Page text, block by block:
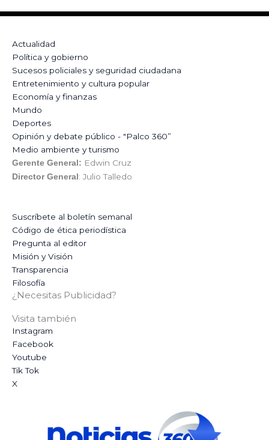
Actualidad
Política y gobierno
Sucesos policiales y seguridad ciudadana
Entretenimiento y cultura popular
Economía y finanzas
Mundo
Deportes
Opinión y debate público - "Palco 360”
Medio ambiente y turismo
Gerente General: Edwin Cruz
Director General: Julio Talledo
Suscríbete al boletín semanal
Código de ética periodística
Pregunta al editor
Misión y Visión
Transparencia
Filosofía
¿Necesitas Publicidad?
Visita también
Instagram
Facebook
Youtube
Tik Tok
X